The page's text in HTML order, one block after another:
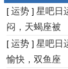
[ 运势 ] 星吧日
闷，天蝎座被
[ 运势 ] 星吧日
愉快，双鱼座